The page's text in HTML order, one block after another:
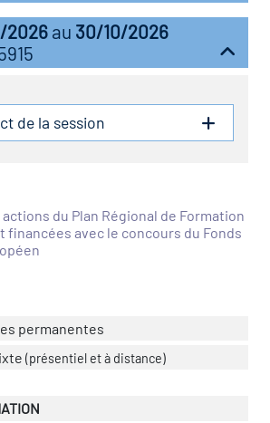
2026 au 30/10/2026
de la session
actions du Plan Régional de Formation
financées avec le concours du Fonds
permanentes
(présentiel et à distance)